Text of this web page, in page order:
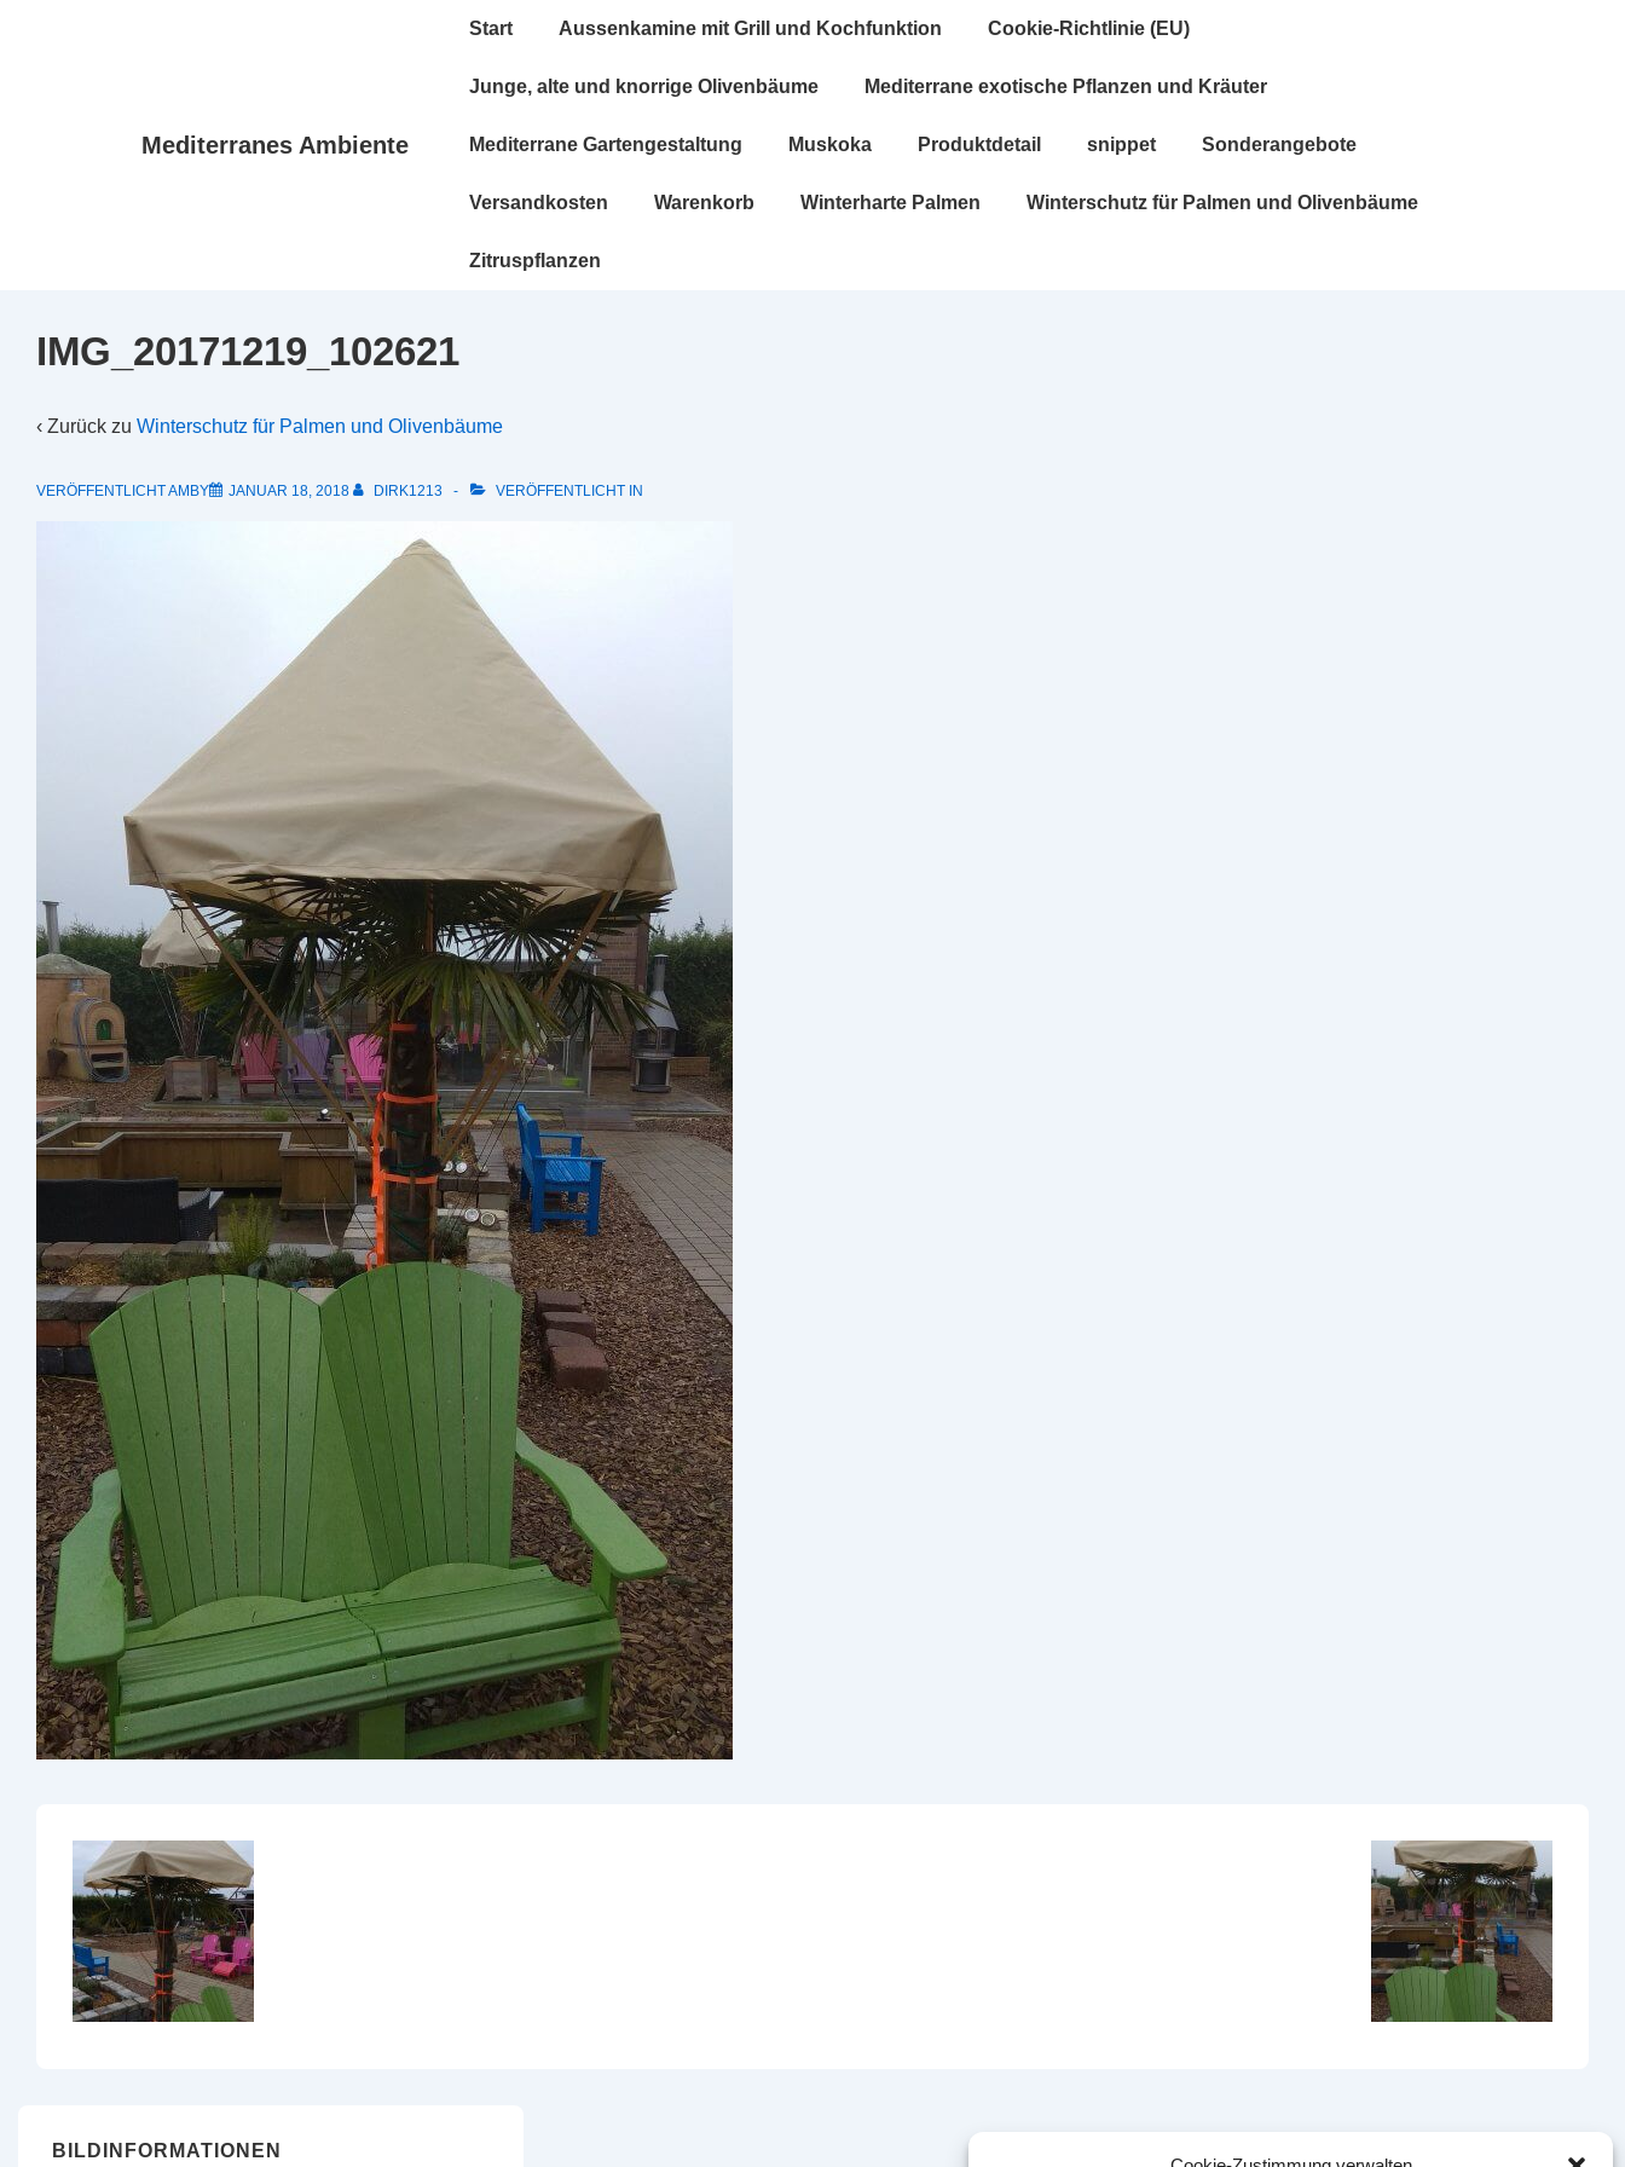
Mediterranes Ambiente
Hauptnavigation
Start Aussenkamine mit Grill und Kochfunktion Cookie-Richtlinie (EU)
Junge, alte und knorrige Olivenbäume Mediterrane exotische Pflanzen und Kräuter
Mediterrane Gartengestaltung Muskoka Produktdetail snippet Sonderangebote
Versandkosten Warenkorb Winterharte Palmen Winterschutz für Palmen und Olivenbäume
Zitruspflanzen
IMG_20171219_102621
‹ Zurück zu Winterschutz für Palmen und Olivenbäume
VERÖFFENTLICHT AMBY JANUAR 18, 2018 DIRK1213 VERÖFFENTLICHT IN
BILDINFORMATIONEN